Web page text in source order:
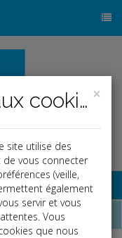
×
Politique relative aux cookies
site utilise des
vous connecter
(veille,
également
servir et vous
Vous
que nous